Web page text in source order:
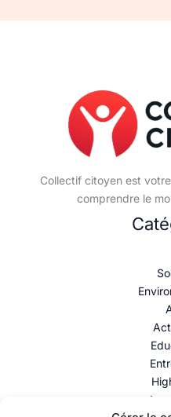
Collectif citoyen est
comprendre le